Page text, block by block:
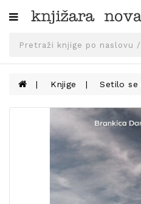
Kategorije
SVEUČILIŠNA
UDŽBENICI
KNJIGE
PRIBOR
UDŽBENIKE!
Knjige Setilo se